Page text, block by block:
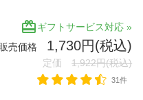
redeemギフトサービス対応 »
販売価格 1,730円(税込)
定価1,922円(税込)
31件